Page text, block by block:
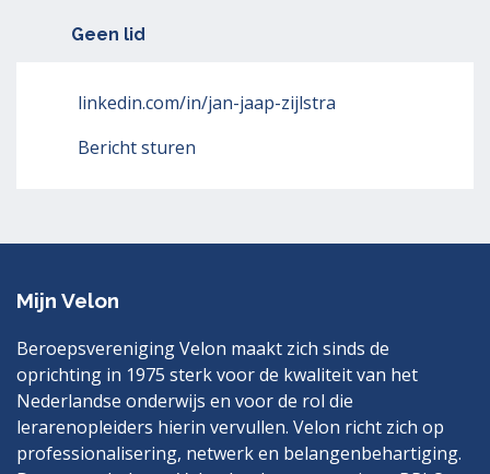
Geen lid
linkedin.com/in/jan-jaap-zijlstra
Bericht sturen
Mijn Velon
Beroepsvereniging Velon maakt zich sinds de
oprichting in 1975 sterk voor de kwaliteit van het
Nederlandse onderwijs en voor de rol die
lerarenopleiders hierin vervullen. Velon richt zich op
professionalisering, netwerk en belangenbehartiging.